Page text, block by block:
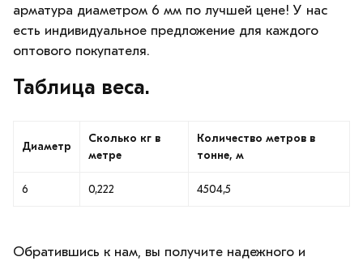
арматура диаметром 6 мм по лучшей цене! У нас
есть индивидуальное предложение для каждого
оптового покупателя.
Таблица веса.
Диаметр
Сколько кг в
метре
Количество метров в
тонне, м
6 0,222 4504,5
Обратившись к нам, вы получите надежного и